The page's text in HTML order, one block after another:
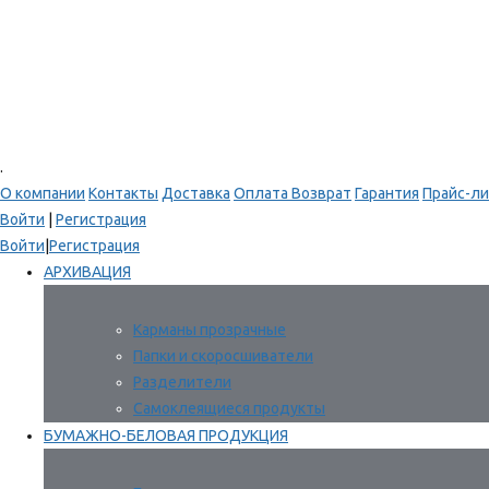
.
О компании Контакты Доставка Оплата Возврат Гарантия Прайс-
Войти
Регистрация
Войти Регистрация
АРХИВАЦИЯ
Карманы прозрачные
Папки и скоросшиватели
Разделители
Самоклеящиеся продукты
БУМАЖНО-БЕЛОВАЯ ПРОДУКЦИЯ